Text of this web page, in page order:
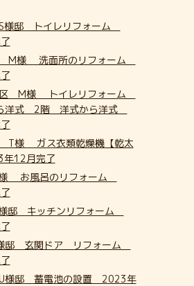
様邸 トイレリフォーム
M様 洗面所のリフォーム
M様 トイレリフォーム
洋式 2階 洋式から洋式
T様 ガス衣類乾燥機【乾太
12月完了
お風呂のリフォーム
邸 キッチンリフォーム
邸 玄関ドア リフォーム
様邸 蓄電池の設置 2023年